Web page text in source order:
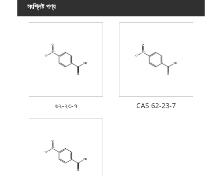
সংশ্লিষ্ট পণ্য
৬২-২৩-৭ CAS 62-23-7